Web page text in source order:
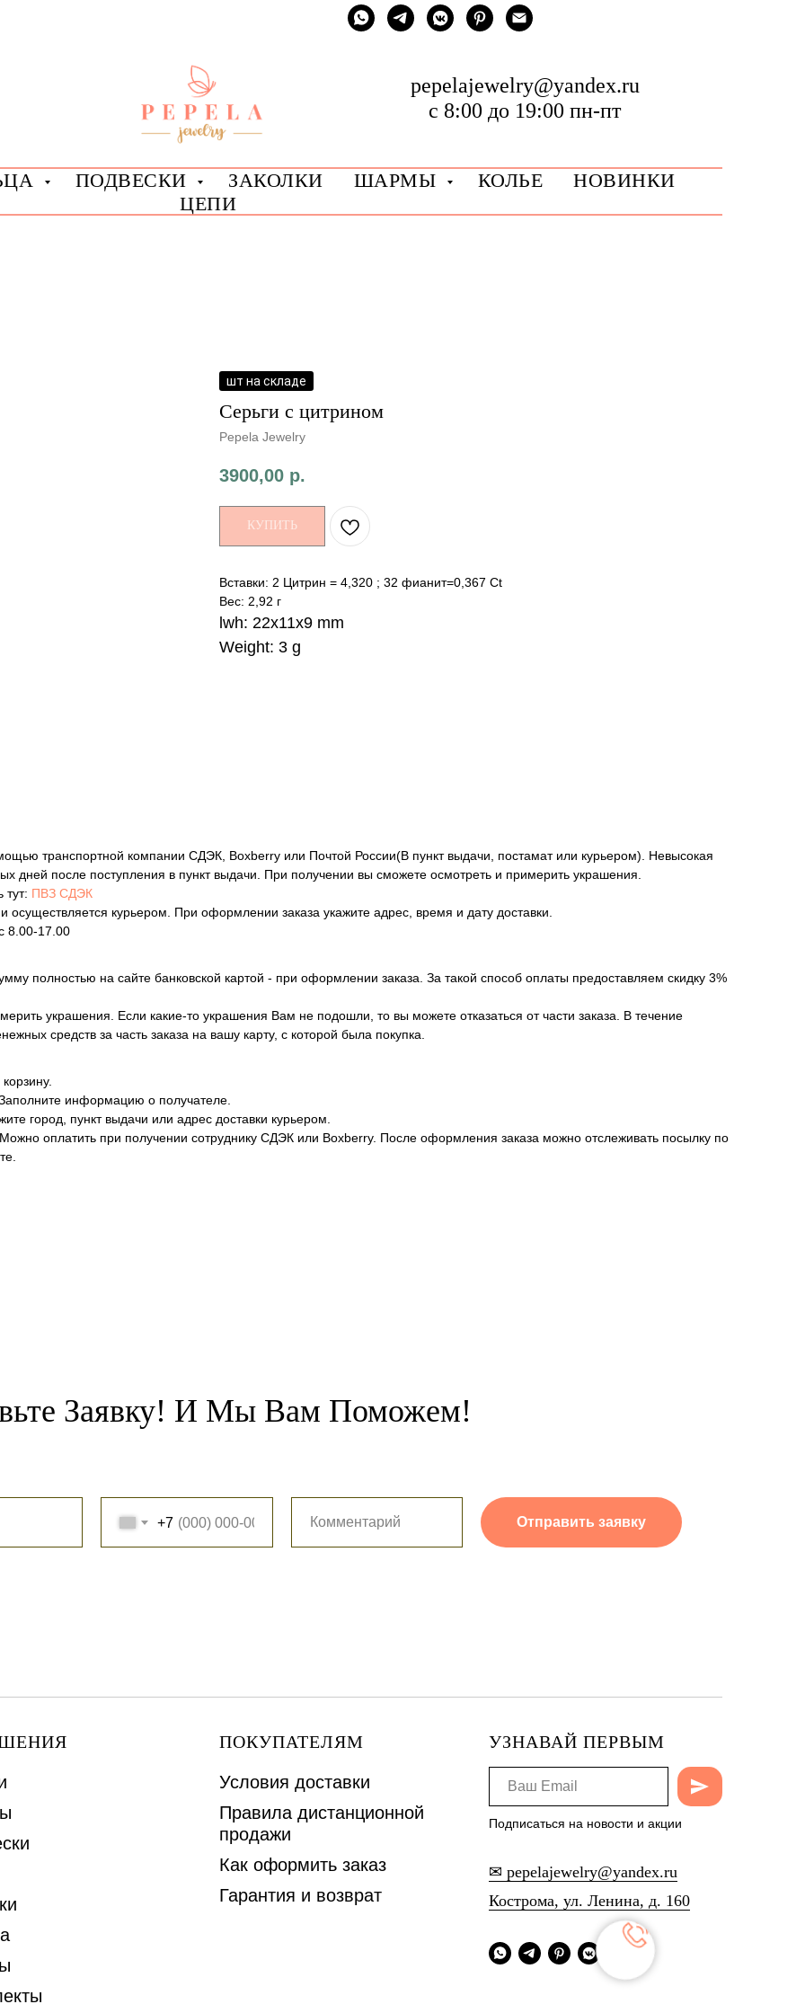
pepelajewelry@yandex.ru
с 8:00 до 19:00 пн-пт
ПОДВЕСКИ ЗАКОЛКИ ШАРМЫ КОЛЬЕ
НОВИНКИ
ЦЕПИ
Серьги с цитрином
Pepela Jewelry
3900,00 р.
КУПИТЬ
Вставки: 2 Цитрин = 4,320 ; 32 фианит=0,367 Ct
Вес: 2,92 г
lwh: 22x11x9 mm
Weight: 3 g
транспортной компании СДЭК, Boxberry или Почтой России(В пункт выдачи, постамат или курьером). Невысокая
дней после поступления в пункт выдачи. При получении вы сможете осмотреть и примерить украшения.
ПВЗ СДЭК
осуществляется курьером. При оформлении заказа укажите адрес, время и дату доставки.
8.00-17.00
полностью на сайте банковской картой - при оформлении заказа. За такой способ оплаты предоставляем скидку 3%
украшения. Если какие-то украшения Вам не подошли, то вы можете отказаться от части заказа. В течение
средств за часть заказа на вашу карту, с которой была покупка.
информацию о получателе.
город, пункт выдачи или адрес доставки курьером.
оплатить при получении сотруднику СДЭК или Boxberry. После оформления заказа можно отслеживать посылку по
Заявку! И Мы Вам Поможем!
+7 Отправить заявку
ПОКУПАТЕЛЯМ
Условия доставки
Правила дистанционной
продажи
Как оформить заказ
Гарантия и возврат
УЗНАВАЙ ПЕРВЫМ
Подписаться на новости и акции
✉ pepelajewelry@yandex.ru
Кострома, ул. Ленина, д. 160